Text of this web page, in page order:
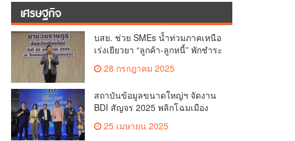
เศรษฐกิจ
บสย. ช่วย SMEs น้ำท่วมภาคเหนือ
เร่งเยียวยา “ลูกค้า-ลูกหนี้” พักชำระ
ค่าธรรมเนียม-ค่างวด
28 กรกฎาคม 2025
สถาบันข้อมูลขนาดใหญ่ฯ จัดงาน
BDI สัญจร 2025 พลิกโฉมเมือง
ด้วย Big Data & AI ครั้งที่ 2 ที่
จ.เชียงใหม่ ผลักดันการใช้ข้อมูล
25 เมษายน 2025